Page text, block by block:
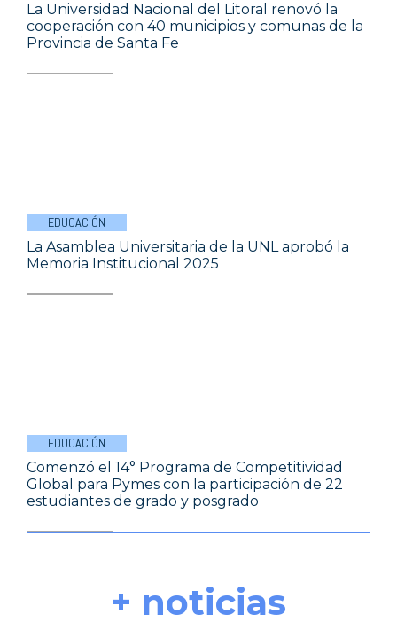
La Universidad Nacional del Litoral renovó la
cooperación con 40 municipios y comunas de la
Provincia de Santa Fe
EDUCACIÓN
La Asamblea Universitaria de la UNL aprobó la
Memoria Institucional 2025
EDUCACIÓN
Comenzó el 14° Programa de Competitividad
Global para Pymes con la participación de 22
estudiantes de grado y posgrado
+ noticias